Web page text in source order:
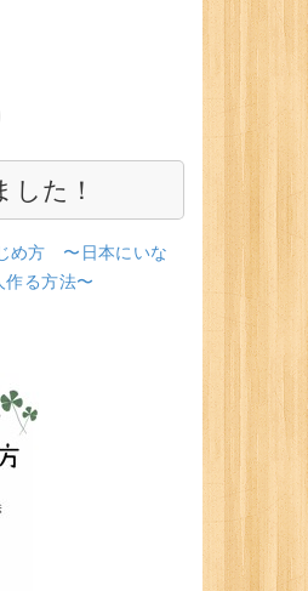
した！
め方 〜日本にいな
作る方法〜